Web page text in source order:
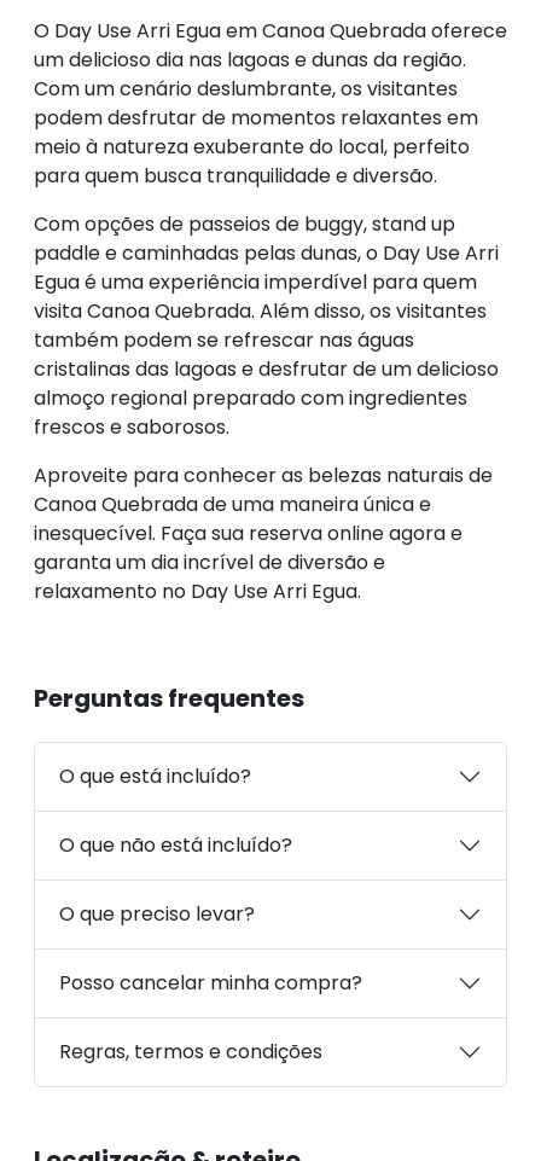
O Day Use Arri Egua em Canoa Quebrada oferece
um delicioso dia nas lagoas e dunas da região.
Com um cenário deslumbrante, os visitantes
podem desfrutar de momentos relaxantes em
meio à natureza exuberante do local, perfeito
para quem busca tranquilidade e diversão.
Com opções de passeios de buggy, stand up
paddle e caminhadas pelas dunas, o Day Use Arri
Egua é uma experiência imperdível para quem
visita Canoa Quebrada. Além disso, os visitantes
também podem se refrescar nas águas
cristalinas das lagoas e desfrutar de um delicioso
almoço regional preparado com ingredientes
frescos e saborosos.
Aproveite para conhecer as belezas naturais de
Canoa Quebrada de uma maneira única e
inesquecível. Faça sua reserva online agora e
garanta um dia incrível de diversão e
relaxamento no Day Use Arri Egua.
Perguntas frequentes
O que está incluído?
O que não está incluído?
O que preciso levar?
Posso cancelar minha compra?
Regras, termos e condições